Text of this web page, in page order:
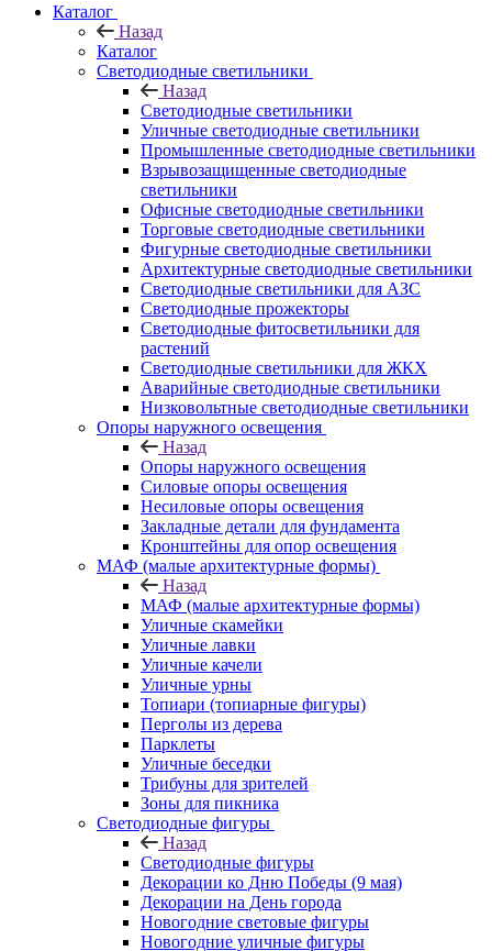
Каталог
Назад
Каталог
Светодиодные светильники
Назад
Светодиодные светильники
Уличные светодиодные светильники
Промышленные светодиодные светильники
Взрывозащищенные светодиодные
светильники
Офисные светодиодные светильники
Торговые светодиодные светильники
Фигурные светодиодные светильники
Архитектурные светодиодные светильники
Светодиодные светильники для АЗС
Светодиодные прожекторы
Светодиодные фитосветильники для
растений
Светодиодные светильники для ЖКХ
Аварийные светодиодные светильники
Низковольтные светодиодные светильники
Опоры наружного освещения
Назад
Опоры наружного освещения
Силовые опоры освещения
Несиловые опоры освещения
Закладные детали для фундамента
Кронштейны для опор освещения
МАФ (малые архитектурные формы)
Назад
МАФ (малые архитектурные формы)
Уличные скамейки
Уличные лавки
Уличные качели
Уличные урны
Топиари (топиарные фигуры)
Перголы из дерева
Парклеты
Уличные беседки
Трибуны для зрителей
Зоны для пикника
Светодиодные фигуры
Назад
Светодиодные фигуры
Декорации ко Дню Победы (9 мая)
Декорации на День города
Новогодние световые фигуры
Новогодние уличные фигуры